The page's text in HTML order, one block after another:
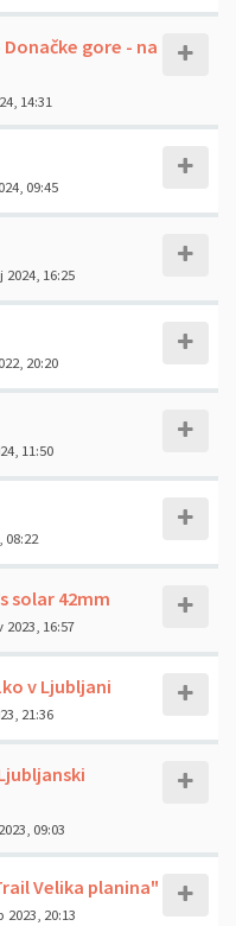
gore - na
14:31
09:45
2024, 16:25
20:20
11:50
08:22
solar 42mm
2023, 16:57
v Ljubljani
21:36
09:03
Velika planina"
2023, 20:13